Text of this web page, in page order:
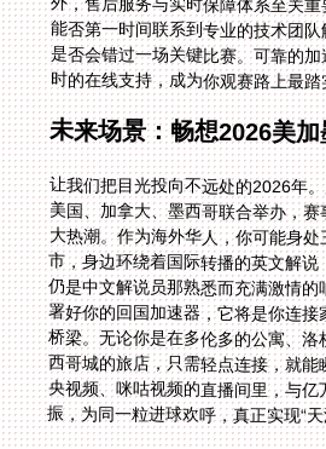
时的在线支持，成为你观赛路上最
未来场景：畅想2026美
让我们把目光投向不远处的2026年
美国、加拿大、墨西哥联合举办，赛
大热潮。作为海外华人，你可能身
市，身边环绕着国际转播的英文解说
仍是中文解说员那熟悉而充满激情的
署好你的回国加速器，它将是你连接
桥梁。无论你是在多伦多的公寓、洛
西哥城的旅店，只需轻点连接，就能
央视频、咪咕视频的直播间里，与
振，为同一粒进球欢呼，真正实现“